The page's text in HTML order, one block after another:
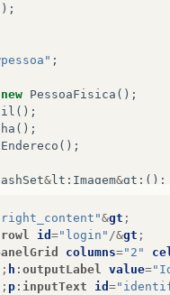
);
;
new PessoaFisica ();
();
();
Endereco ();
& lt ; Imagem&gt ;();
();
&gt ;
id ="login" /&gt ;
columns="2"
; h : outputLabel value=
; p : inputText id =